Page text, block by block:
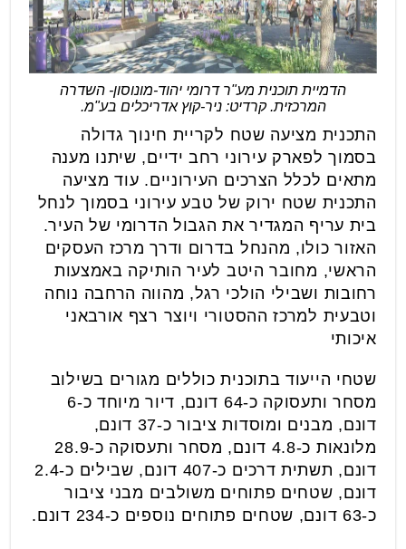
הדמיית תוכנית מע"ר דרומי יהוד-מונוסון- השדרה
המרכזית. קרדיט: ניר-קוץ אדריכלים בע"מ.
התכנית מציעה שטח לקריית חינוך גדולה
בסמוך לפארק עירוני רחב ידיים, שיתנו מענה
מתאים לכלל הצרכים העירוניים. עוד מציעה
התכנית שטח ירוק של טבע עירוני בסמוך לנחל
בית עריף המגדיר את הגבול הדרומי של העיר.
האזור כולו, מהנחל בדרום ודרך מרכז העסקים
הראשי, מחובר היטב לעיר הותיקה באמצעות
רחובות ושבילי הולכי רגל, מהווה הרחבה נוחה
וטבעית למרכז ההסטורי ויוצר רצף אורבאני
איכותי
שטחי הייעוד בתוכנית כוללים מגורים בשילוב
מסחר ותעסוקה כ-64 דונם, דיור מיוחד כ-6
דונם, מבנים ומוסדות ציבור כ-37 דונם,
מלונאות כ-4.8 דונם, מסחר ותעסוקה כ-28.9
דונם, תשתית דרכים כ-407 דונם, שבילים כ-2.4
דונם, שטחים פתוחים משולבים מבני ציבור
כ-63 דונם, שטחים פתוחים נוספים כ-234 דונם.